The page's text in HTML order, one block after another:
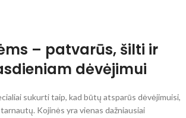
– patvarūs, šilti ir
dėvėjimui
sukurti taip, kad būtų atsparūs dėvėjimuisi,
Kojinės yra vienas dažniausiai